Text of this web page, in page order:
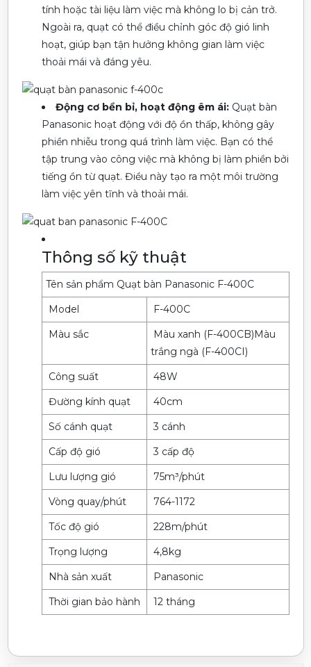
tính hoặc tài liệu làm việc mà không lo bị cản trở.
Ngoài ra, quạt có thể điều chỉnh góc độ gió linh
hoạt, giúp bạn tận hưởng không gian làm việc
thoải mái và đáng yêu.
Động cơ bền bỉ, hoạt động êm ái:Quạt bàn
Panasonic hoạt động với độ ồn thấp, không gây
phiền nhiễu trong quá trình làm việc. Bạn có thể
tập trung vào công việc mà không bị làm phiền bởi
tiếng ồn từ quạt. Điều này tạo ra một môi trường
làm việc yên tĩnh và thoải mái.
Thông số kỹ thuật
Tên sản phẩm Quạt bàn Panasonic F-400C
Model
F-400C
Màu sắc
Màu xanh (F-400CB)Màu
trắng ngà (F-400CI)
Công suất
48W
Đường kính quạt
40cm
Số cánh quạt
3 cánh
Cấp độ gió
3 cấp độ
Lưu lượng gió
75m³/phút
Vòng quay/phút
764-1172
Tốc độ gió
228m/phút
Trọng lượng
4,8kg
Nhà sản xuất
Panasonic
Thời gian bảo hành
12 tháng